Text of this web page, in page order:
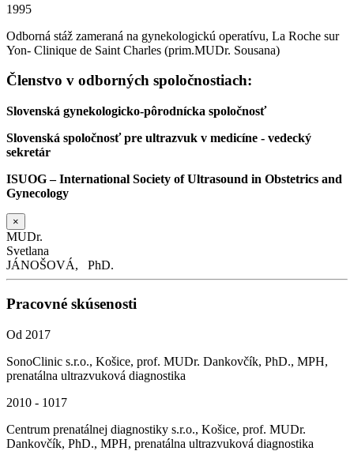
1995
Odborná stáž zameraná na gynekologickú operatívu, La Roche sur
Yon- Clinique de Saint Charles (prim.MUDr. Sousana)
Členstvo v odborných spoločnostiach:
Slovenská gynekologicko-pôrodnícka spoločnosť
Slovenská spoločnosť pre ultrazvuk v medicíne - vedecký
sekretár
ISUOG – International Society of Ultrasound in Obstetrics and
Gynecology
×
MUDr.
Svetlana
JÁNOŠOVÁ, PhD.
Pracovné skúsenosti
Od 2017
SonoClinic s.r.o., Košice, prof. MUDr. Dankovčík, PhD., MPH,
prenatálna ultrazvuková diagnostika
2010 - 1017
Centrum prenatálnej diagnostiky s.r.o., Košice, prof. MUDr.
Dankovčík, PhD., MPH, prenatálna ultrazvuková diagnostika